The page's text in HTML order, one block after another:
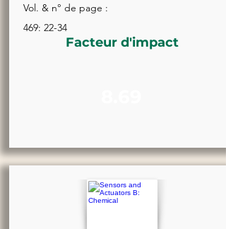
Vol. & n° de page :
469: 22-34
Facteur d'impact